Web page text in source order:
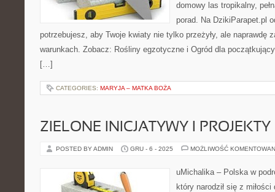
domowy las tropikalny,
porad. Na DzikiParapet.pl
potrzebujesz, aby Twoje kwiaty nie tylko przeżyły, ale naprawdę
warunkach. Zobacz: Rośliny egzotyczne i Ogród dla
[…]
CATEGORIES: MARYJA – MATKA BOŻA
ZIELONE INICJATYWY I
POSTED BY ADMIN GRU - 6 - 2025 MOŻLIWOŚĆ
uMichalika – Polska w
który narodził się z